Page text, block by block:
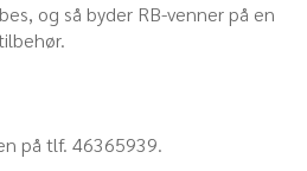
og så byder RB-venner på en
på tlf. 46365939.